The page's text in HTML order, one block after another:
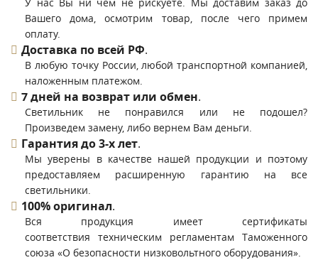
Вашего дома, осмотрим товар, после чего примем
оплату.
Доставка по всей РФ.
В любую точку России, любой транспортной компанией,
наложенным платежом.
7 дней на возврат или обмен.
Светильник не понравился или не подошел?
Произведем замену, либо вернем Вам деньги.
Гарантия до 3-х лет.
Мы уверены в качестве нашей продукции и поэтому
предоставляем расширенную гарантию на все
светильники.
100% оригинал.
Вся продукция имеет сертификаты
соответствия техническим регламентам Таможенного
союза «О безопасности низковольтного оборудования».